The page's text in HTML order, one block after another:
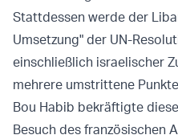
Stattdessen werde der
Umsetzung" der UN-
einschließlich israelischer
mehrere umstrittene
Bou Habib bekräftigte
Besuch des französischen